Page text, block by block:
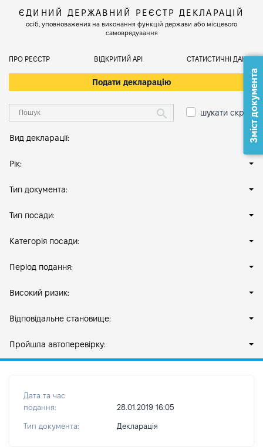
ЄДИНИЙ ДЕРЖАВНИЙ РЕЄСТР ДЕКЛАРАЦІЙ
осіб, уповноважених на виконання функцій держави або місцевого
самоврядування
ПРО РЕЄСТР ВІДКРИТИЙ АРІ СТАТИСТИЧНІ ДАНІ
Подати декларацію
шукати скрізь
Вид декларації:
Рік:
Тип документа:
Тип посади:
Категорія посади:
Період подання:
Високий ризик:
Відповідальне становище:
Пройшла автоперевірку:
Дата та час
подання:
28.01.2019 16:05
Тип документа: Декларація
Зміст документа